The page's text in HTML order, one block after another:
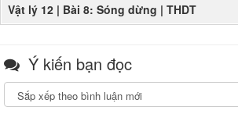
Vật lý 12 | Bài 8: Sóng dừng | THDT
Ý kiến bạn đọc